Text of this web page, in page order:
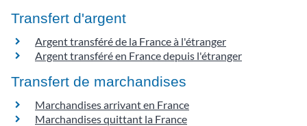
Transfert d'argent
Argent transféré de la France à l'étranger
Argent transféré en France depuis l'étranger
Transfert de marchandises
Marchandises arrivant en France
Marchandises quittant la France